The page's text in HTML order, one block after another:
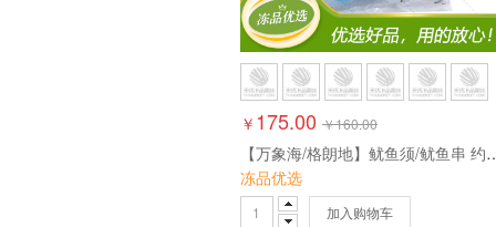
￥ 175.00 ￥160.00
【万象海/格朗地】鱿
冻品优选
加入购物车